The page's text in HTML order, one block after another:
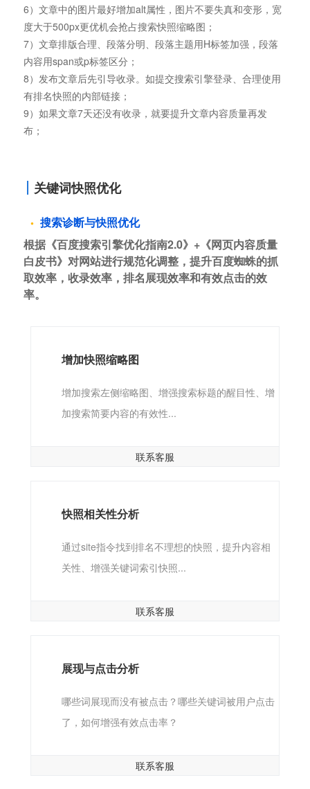
6）文章中的图片最好增加alt属性，图片不要失真和变形，宽
度大于500px更优机会抢占搜索快照缩略图；
7）文章排版合理、段落分明、段落主题用H标签加强，段落
内容用span或p标签区分；
8）发布文章后先引导收录。如提交搜索引擎登录、合理使用
有排名快照的内部链接；
9）如果文章7天还没有收录，就要提升文章内容质量再发
布；
关键词快照优化
搜索诊断与快照优化
根据《百度搜索引擎优化指南2.0》+《网页内容质量
白皮书》对网站进行规范化调整，提升百度蜘蛛的抓
取效率，收录效率，排名展现效率和有效点击的效
率。
增加快照缩略图
增加搜索左侧缩略图、增强搜索标题的醒目性、增
加搜索简要内容的有效性...
联系客服
快照相关性分析
通过site指令找到排名不理想的快照，提升内容相
关性、增强关键词索引快照...
联系客服
展现与点击分析
哪些词展现而没有被点击？哪些关键词被用户点击
了，如何增强有效点击率？
联系客服